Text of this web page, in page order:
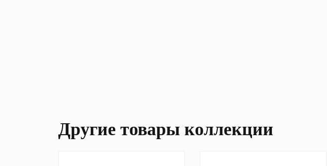
Другие товары коллекции